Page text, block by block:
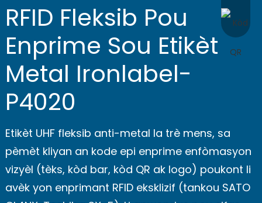
RFID Fleksib Pou
Enprime Sou Etikèt
Metal Ironlabel-
P4020
Etikèt UHF fleksib anti-metal la trè mens, sa
pèmèt kliyan an kode epi enprime enfòmasyon
vizyèl (tèks, kòd bar, kòd QR ak logo) poukont li
avèk yon enprimant RFID eksklizif (tankou SATO